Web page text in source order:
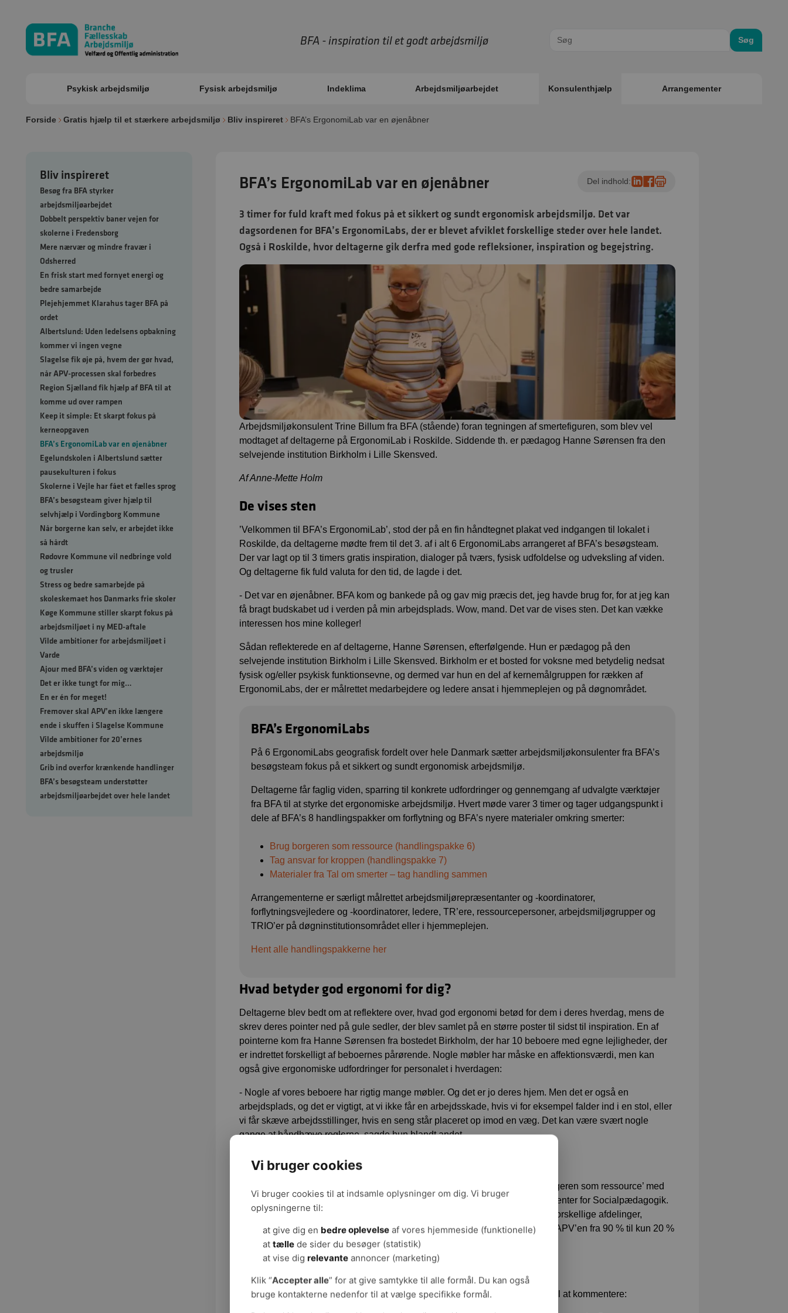
BFA - inspiration til et godt arbejdsmiljø Søg
Psykisk arbejdsmiljø Fysisk arbejdsmiljø Indeklima Arbejdsmiljøarbejdet Konsulenthjælp Arrangementer
Forside Gratis hjælp til et stærkere arbejdsmiljø Bliv inspireret BFA’s ErgonomiLab var en øjenåbner
Bliv inspireret
Besøg fra BFA styrker
arbejdsmiljøarbejdet
Dobbelt perspektiv baner vejen for
skolerne i Fredensborg
Mere nærvær og mindre fravær i
Odsherred
En frisk start med fornyet energi og
bedre samarbejde
Plejehjemmet Klarahus tager BFA på
ordet
Albertslund: Uden ledelsens opbakning
kommer vi ingen vegne
Slagelse fik øje på, hvem der gør hvad,
når APV-processen skal forbedres
Region Sjælland fik hjælp af BFA til at
komme ud over rampen
Keep it simple: Et skarpt fokus på
kerneopgaven
BFA’s ErgonomiLab var en øjenåbner
Egelundskolen i Albertslund sætter
pausekulturen i fokus
Skolerne i Vejle har fået et fælles sprog
BFA’s besøgsteam giver hjælp til
selvhjælp i Vordingborg Kommune
Når borgerne kan selv, er arbejdet ikke
så hårdt
Rødovre Kommune vil nedbringe vold
og trusler
Stress og bedre samarbejde på
skoleskemaet hos Danmarks frie skoler
Køge Kommune stiller skarpt fokus på
arbejdsmiljøet i ny MED-aftale
Vilde ambitioner for arbejdsmiljøet i
Varde
Ajour med BFA’s viden og værktøjer
Det er ikke tungt for mig…
En er én for meget!
Fremover skal APV’en ikke længere
ende i skuffen i Slagelse Kommune
Vilde ambitioner for 20’ernes
arbejdsmiljø
Grib ind overfor krænkende handlinger
BFA’s besøgsteam understøtter
arbejdsmiljøarbejdet over hele landet
BFA’s ErgonomiLab var en øjenåbner Del indhold:
3 timer for fuld kraft med fokus på et sikkert og sundt ergonomisk arbejdsmiljø. Det var
dagsordenen for BFA’s ErgonomiLabs, der er blevet afviklet forskellige steder over hele landet.
Også i Roskilde, hvor deltagerne gik derfra med gode refleksioner, inspiration og begejstring.
Arbejdsmiljøkonsulent Trine Billum fra BFA (stående) foran tegningen af smertefiguren, som blev vel
modtaget af deltagerne på ErgonomiLab i Roskilde. Siddende th. er pædagog Hanne Sørensen fra den
selvejende institution Birkholm i Lille Skensved.
Af Anne-Mette Holm
De vises sten
’Velkommen til BFA’s ErgonomiLab’, stod der på en fin håndtegnet plakat ved indgangen til lokalet i
Roskilde, da deltagerne mødte frem til det 3. af i alt 6 ErgonomiLabs arrangeret af BFA’s besøgsteam.
Der var lagt op til 3 timers gratis inspiration, dialoger på tværs, fysisk udfoldelse og udveksling af viden.
Og deltagerne fik fuld valuta for den tid, de lagde i det.
- Det var en øjenåbner. BFA kom og bankede på og gav mig præcis det, jeg havde brug for, for at jeg kan
få bragt budskabet ud i verden på min arbejdsplads. Wow, mand. Det var de vises sten. Det kan vække
interessen hos mine kolleger!
Sådan reflekterede en af deltagerne, Hanne Sørensen, efterfølgende. Hun er pædagog på den
selvejende institution Birkholm i Lille Skensved. Birkholm er et bosted for voksne med betydelig nedsat
fysisk og/eller psykisk funktionsevne, og dermed var hun en del af kernemålgruppen for rækken af
ErgonomiLabs, der er målrettet medarbejdere og ledere ansat i hjemmeplejen og på døgnområdet.
BFA’s ErgonomiLabs
På 6 ErgonomiLabs geografisk fordelt over hele Danmark sætter arbejdsmiljøkonsulenter fra BFA’s
besøgsteam fokus på et sikkert og sundt ergonomisk arbejdsmiljø.
Deltagerne får faglig viden, sparring til konkrete udfordringer og gennemgang af udvalgte værktøjer
fra BFA til at styrke det ergonomiske arbejdsmiljø. Hvert møde varer 3 timer og tager udgangspunkt i
dele af BFA’s 8 handlingspakker om forflytning og BFA’s nyere materialer omkring smerter:
Brug borgeren som ressource (handlingspakke 6)
Tag ansvar for kroppen (handlingspakke 7)
Materialer fra Tal om smerter – tag handling sammen
Arrangementerne er særligt målrettet arbejdsmiljørepræsentanter og -koordinatorer,
forflytningsvejledere og -koordinatorer, ledere, TR’ere, ressourcepersoner, arbejdsmiljøgrupper og
TRIO’er på døgninstitutionsområdet eller i hjemmeplejen.
Hent alle handlingspakkerne her
Hvad betyder god ergonomi for dig?
Deltagerne blev bedt om at reflektere over, hvad god ergonomi betød for dem i deres hverdag, mens de
skrev deres pointer ned på gule sedler, der blev samlet på en større poster til sidst til inspiration. En af
pointerne kom fra Hanne Sørensen fra bostedet Birkholm, der har 10 beboere med egne lejligheder, der
er indrettet forskelligt af beboernes pårørende. Nogle møbler har måske en affektionsværdi, men kan
også give ergonomiske udfordringer for personalet i hverdagen:
- Nogle af vores beboere har rigtig mange møbler. Og det er jo deres hjem. Men det er også en
arbejdsplads, og det er vigtigt, at vi ikke får en arbejdsskade, hvis vi for eksempel falder ind i en stol, eller
vi får skæve arbejdsstillinger, hvis en seng står placeret op imod en væg. Det kan være svært nogle
gange at håndhæve reglerne, sagde hun blandt andet.
Brug borgeren som en ressource
Trine Billum, arbejdsmiljøkonsulent i BFA præsenterede materialet ’Brug borgeren som ressource’ med
udgangspunkt i gode erfaringer fra et BFA-forløb i Vordingborg Kommunes Center for Socialpædagogik.
Her er et bedre samarbejde mellem kommunens forflytningsvejledere og de forskellige afdelinger,
boenheder og aktivitetscentre resulteret i et fald i ergonomiske udfordringer i APV’en fra 90 % til kun 20 %
på et år.
Det fik den erfarne forflytningsvejleder Jeanine Lionett fra Solrød Kommune til at kommentere:
Vi bruger cookies
Vi bruger cookies til at indsamle oplysninger om dig. Vi bruger
oplysningerne til:
at give dig en bedre oplevelse af vores hjemmeside (funktionelle)
at tælle de sider du besøger (statistik)
at vise dig relevante annoncer (marketing)
Klik “Accepter alle” for at give samtykke til alle formål. Du kan også
bruge kontakterne nedenfor til at vælge specifikke formål.